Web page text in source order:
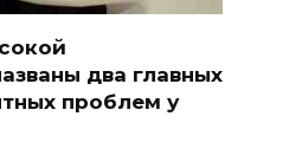
два главных
проблем у